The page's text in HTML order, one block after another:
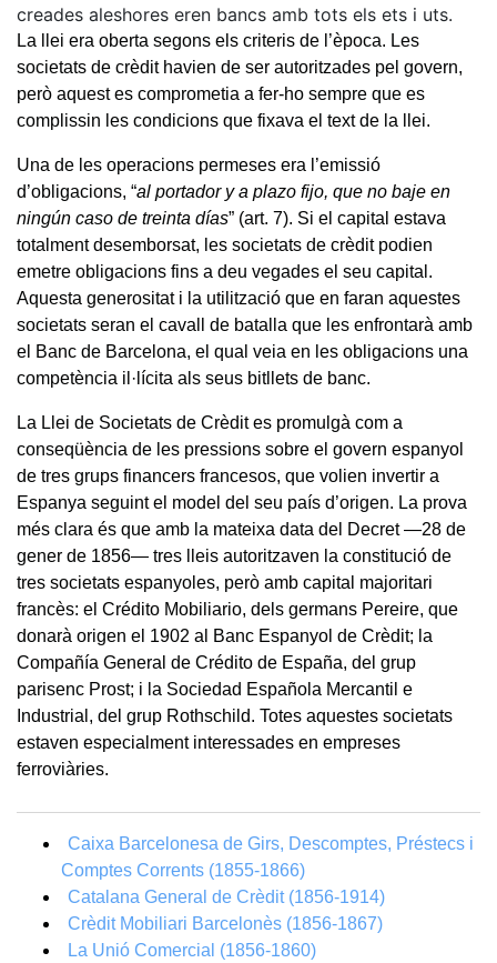
creades aleshores eren bancs amb tots els ets i uts.
La llei era oberta segons els criteris de l’època. Les
societats de crèdit havien de ser autoritzades pel govern,
però aquest es comprometia a fer-ho sempre que es
complissin les condicions que fixava el text de la llei.
Una de les operacions permeses era l’emissió
d’obligacions, “al portador y a plazo fijo, que no baje en
ningún caso de treinta días” (art. 7). Si el capital estava
totalment desemborsat, les societats de crèdit podien
emetre obligacions fins a deu vegades el seu capital.
Aquesta generositat i la utilització que en faran aquestes
societats seran el cavall de batalla que les enfrontarà amb
el Banc de Barcelona, el qual veia en les obligacions una
competència il·lícita als seus bitllets de banc.
La Llei de Societats de Crèdit es promulgà com a
conseqüència de les pressions sobre el govern espanyol
de tres grups financers francesos, que volien invertir a
Espanya seguint el model del seu país d’origen. La prova
més clara és que amb la mateixa data del Decret —28 de
gener de 1856— tres lleis autoritzaven la constitució de
tres societats espanyoles, però amb capital majoritari
francès: el Crédito Mobiliario, dels germans Pereire, que
donarà origen el 1902 al Banc Espanyol de Crèdit; la
Compañía General de Crédito de España, del grup
parisenc Prost; i la Sociedad Española Mercantil e
Industrial, del grup Rothschild. Totes aquestes societats
estaven especialment interessades en empreses
ferroviàries.
Caixa Barcelonesa de Girs, Descomptes, Préstecs i
Comptes Corrents (1855-1866)
Catalana General de Crèdit (1856-1914)
Crèdit Mobiliari Barcelonès (1856-1867)
La Unió Comercial (1856-1860)